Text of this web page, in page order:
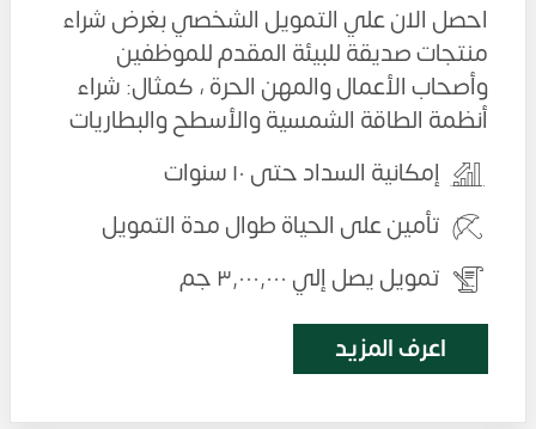
احصل الان علي التمويل الشخصي بغرض شراء
منتجات صديقة للبيئة المقدم للموظفين
وأصحاب الأعمال والمهن الحرة ، كمثال: شراء
أنظمة الطاقة الشمسية والأسطح والبطاريات
إمكانية السداد حتى ١٠ سنوات
تأمين على الحياة طوال مدة التمويل
تمويل يصل إلي ٣٬٠٠٠٬٠٠٠ جم
اعرف المزيد